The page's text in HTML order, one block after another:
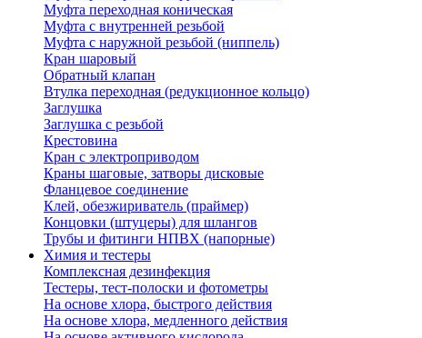
Муфта переходная коническая
Муфта с внутренней резьбой
Муфта с наружной резьбой (ниппель)
Кран шаровый
Обратный клапан
Втулка переходная (редукционное кольцо)
Заглушка
Заглушка с резьбой
Крестовина
Кран с электроприводом
Краны шаговые, затворы дисковые
Фланцевое соединение
Клей, обезжириватель (праймер)
Концовки (штуцеры) для шлангов
Трубы и фитинги НПВХ (напорные)
Химия и тестеры
Комплексная дезинфекция
Тестеры, тест-полоски и фотометры
На основе хлора, быстрого действия
На основе хлора, медленного действия